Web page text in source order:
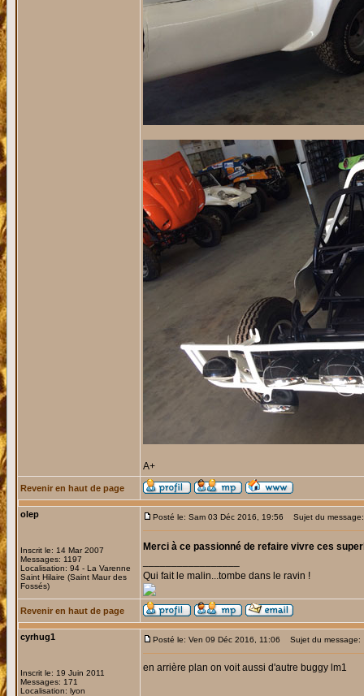
A+
Revenir en haut de page
olep
Inscrit le: 14 Mar 2007
Messages: 1197
Localisation: 94 - La Varenne
Saint Hilaire (Saint Maur des
Fossés)
Posté le: Sam 03 Déc 2016, 19:56 Sujet du message:
Merci à ce passionné de refaire vivre ces
Qui fait le malin...tombe dans le ravin !
Revenir en haut de page
cyrhug1
Inscrit le: 19 Juin 2011
Messages: 171
Localisation: lyon
Posté le: Ven 09 Déc 2016, 11:06 Sujet du message:
en arrière plan on voit aussi d'autre buggy lm1